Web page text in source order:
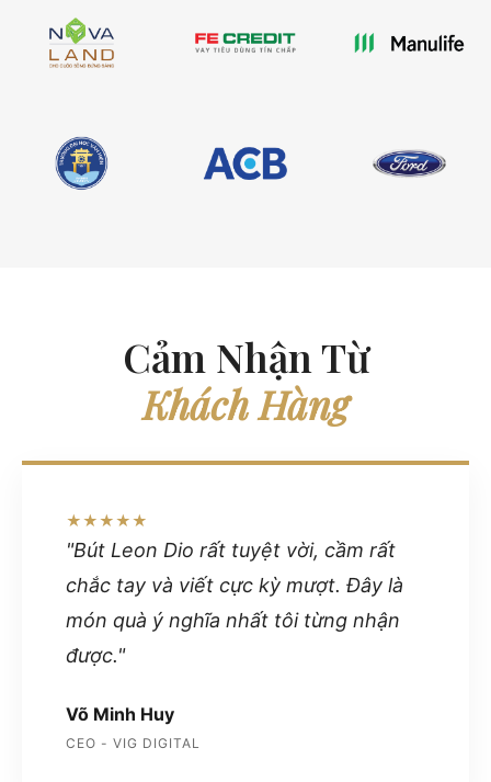
Cảm Nhận Từ
Khách Hàng
★★★★★
"Bút Leon Dio rất tuyệt vời, cầm rất
chắc tay và viết cực kỳ mượt. Đây là
món quà ý nghĩa nhất tôi từng nhận
được."
Võ Minh Huy
CEO - VIG DIGITAL